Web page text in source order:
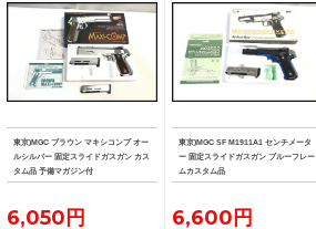
東京)MGC ブラウン マキシコンプ オー
ルシルバー 固定スライドガスガン カス
タム品 予備マガジン付
6,050円
東京)MGC SF M1911A1 センチメータ
ー 固定スライドガスガン ブルーフレー
ムカスタム品
6,600円